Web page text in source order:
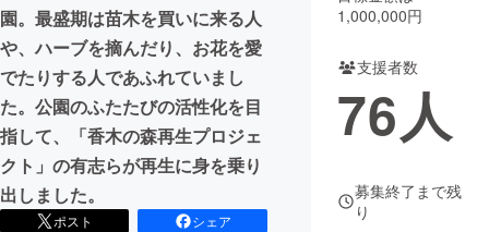
CAMPFIREふるさと納税machi-ya コミュニティ
園。最盛期は苗木を買いに来る人
や、ハーブを摘んだり、お花を愛
でたりする人であふれていまし
た。公園のふたたびの活性化を目
指して、「香木の森再生プロジェ
クト」の​有志らが再生に身を乗り
出しました。
ポスト
シェア
1,000,000円
支援者数
76人
募集終了まで残
り